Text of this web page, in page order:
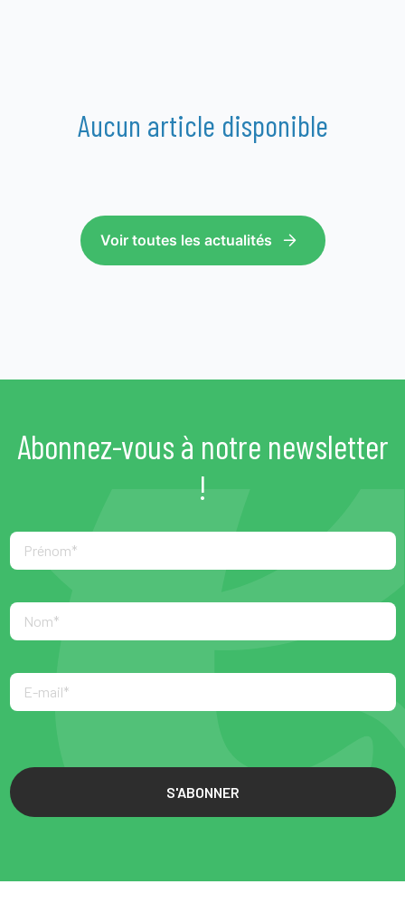
Aucun article disponible
Voir toutes les actualités
Abonnez-vous à notre newsletter
!
S'ABONNER